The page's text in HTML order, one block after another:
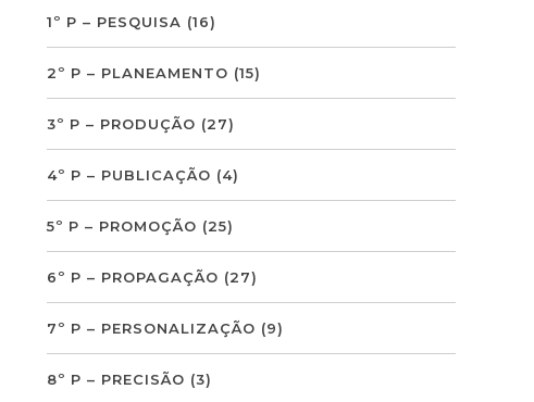
1º P – PESQUISA (16)
2º P – PLANEAMENTO (15)
3º P – PRODUÇÃO (27)
4º P – PUBLICAÇÃO (4)
5º P – PROMOÇÃO (25)
6º P – PROPAGAÇÃO (27)
7º P – PERSONALIZAÇÃO (9)
8º P – PRECISÃO (3)